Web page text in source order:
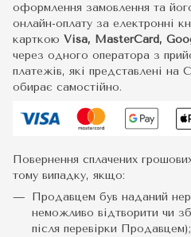
оформлення замовлення та
онлайн-оплату за електронні
карткою Visa, MasterCard,
через одного оператора з
платежів, які представлені на
обирає самостійно.
Повернення сплачених
тому випадку, якщо:
Продавцем був наданий
неможливо відтворити чи
після перевірки Продавцем);